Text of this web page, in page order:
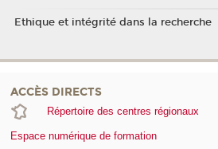
Ethique et intégrité dans la recherche
ACCÈS DIRECTS
Répertoire des centres régionaux
Espace numérique de formation